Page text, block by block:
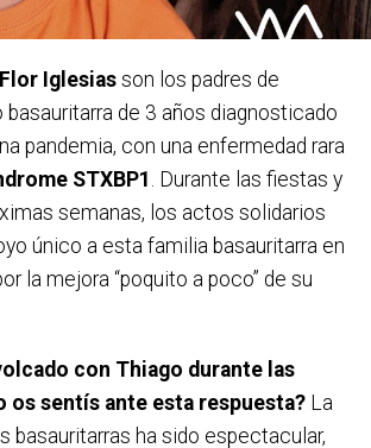
Iglesiasson los padres de
basauritarra de 3 años diagnosticado
pandemia, con una enfermedad rara
STXBP1 . Durante las fiestas y
semanas, los actos solidarios
único a esta familia basauritarra en
la mejora “poquito a poco” de su
con Thiago durante las
os sentís ante esta respuesta?La
basauritarras ha sido espectacular,